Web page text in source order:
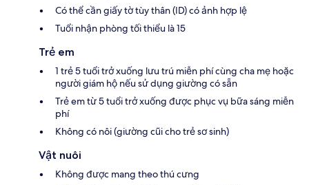
Có thể cần giấy tờ tùy thân (ID) có ảnh hợp lệ
Tuổi nhận phòng tối thiểu là 15
Trẻ em
1 trẻ 5 tuổi trở xuống lưu trú miễn phí cùng cha mẹ hoặc
người giám hộ nếu sử dụng giường có sẵn
Trẻ em từ 5 tuổi trở xuống được phục vụ bữa sáng miễn
phí
Không có nôi (giường cũi cho trẻ sơ sinh)
Vật nuôi
Không được mang theo thú cưng